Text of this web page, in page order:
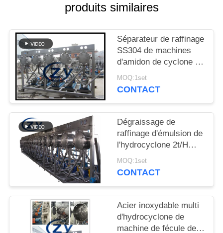
DU
SITE
PRIVACY
POLICY
produits similaires
Séparateur de raffinage
SS304 de machines
d'amidon de cyclone de
MC450 22Be
MOQ:1set
CONTACT
Dégraissage de
raffinage d'émulsion de
l'hydrocyclone 2t/H
30kw d'amidon
MOQ:1set
CONTACT
Acier inoxydable multi
d'hydrocyclone de
machine de fécule de